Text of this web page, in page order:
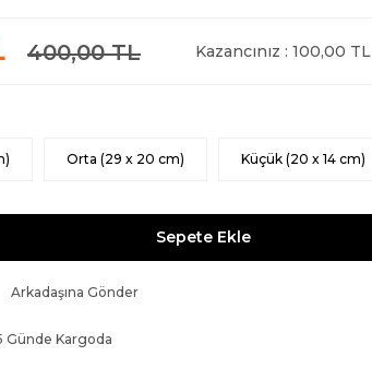
400,00 TL Kazancınız : 100,00 TL
Orta (29 x 20 cm) Küçük (20 x 14 cm)
Sepete Ekle
Arkadaşına Gönder
Günde Kargoda